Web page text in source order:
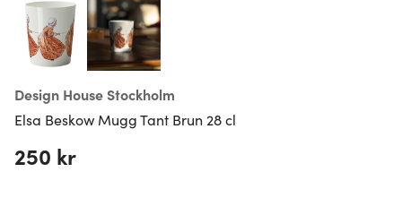
Design House Stockholm
Elsa Beskow Mugg Tant Brun 28 cl
250 kr